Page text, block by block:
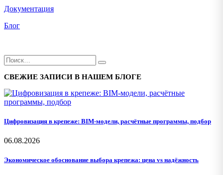
Документация
Блог
СВЕЖИЕ ЗАПИСИ В НАШЕМ БЛОГЕ
Цифровизация в крепеже: BIM-модели, расчётные программы, подбор
06.08.2026
Экономическое обоснование выбора крепежа: цена vs надёжность